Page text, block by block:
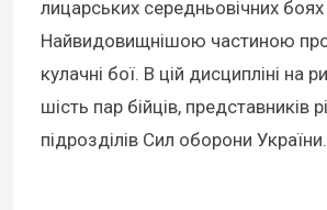
лицарських середньовічних
Найвидовищнішою частиною
кулачні бої. В цій дисципліні на
шість пар бійців, представників
підрозділів Сил оборони України.